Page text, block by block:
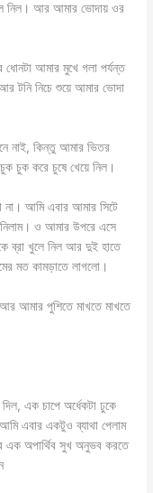
নিল। আর আমার ভোদায় ওর
ধোনটা আমার মুখে গলা পর্যন্ত
টনি নিচে শুয়ে আমার ভোদা
নাই, কিন্তু আমার ভিতর
চুক করে চুষে খেয়ে নিল।
আমি এবার আমার সিটে
ও আমার উপরে এসে
ব্রা খুলে নিল আর দুই হাতে
মত কামড়াতে লাগলো।
আমার পুশিতে মাখতে মাখতে
এক চাপে অর্ধেকটা ঢুকে
এবার একটুও ব্যাথা পেলাম
এক অপার্থিব সুখ অনুভব করতে